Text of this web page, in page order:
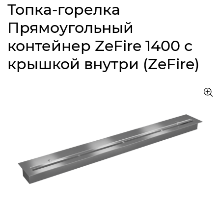
Топка-горелка
Прямоугольный
контейнер ZeFire 1400 с
крышкой внутри (ZeFire)